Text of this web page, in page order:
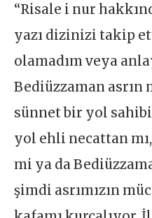
“Risale i nur
yazı dizinizi takip
olamadım veya
Bediüzzaman asrın
sünnet bir yol sahibi
yol ehli necattan
mi ya da
şimdi asrımızın